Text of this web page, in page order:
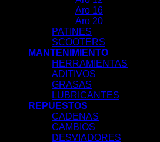
Aro 16
Aro 20
PATINES
SCOOTERS
MANTENIMIENTO
HERRAMIENTAS
ADITIVOS
GRASAS
LUBRICANTES
REPUESTOS
CADENAS
CAMBIOS
DESVIADORES